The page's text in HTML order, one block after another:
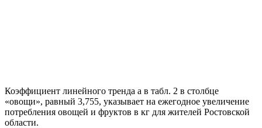
Коэффициент линейного тренда a в табл. 2 в столбце
«овощи», равный 3,755, указывает на ежегодное увеличение
потребления овощей и фруктов в кг для жителей Ростовской
области.